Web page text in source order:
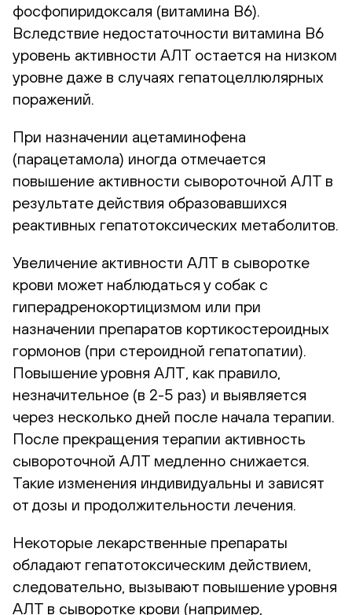
фосфопиридоксаля (витамина В6).
Вследствие недостаточности витамина В6
уровень активности АЛТ остается на низком
уровне даже в случаях гепатоцеллюлярных
поражений.
При назначении ацетаминофена
(парацетамола) иногда отмечается
повышение активности сывороточной АЛТ в
результате действия образовавшихся
реактивных гепатотоксических метаболитов.
Увеличение активности АЛТ в сыворотке
крови может наблюдаться у собак с
гиперадренокортицизмом или при
назначении препаратов кортикостероидных
гормонов (при стероидной гепатопатии).
Повышение уровня АЛТ, как правило,
незначительное (в 2-5 раз) и выявляется
через несколько дней после начала терапии.
После прекращения терапии активность
сывороточной АЛТ медленно снижается.
Такие изменения индивидуальны и зависят
от дозы и продолжительности лечения.
Некоторые лекарственные препараты
обладают гепатотоксическим действием,
следовательно, вызывают повышение уровня
АЛТ в сыворотке крови (например,